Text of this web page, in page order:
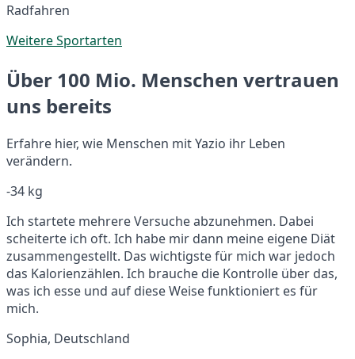
Radfahren
Weitere Sportarten
Über 100 Mio. Menschen vertrauen
uns bereits
Erfahre hier, wie Menschen mit Yazio ihr Leben
verändern.
-34 kg
Ich startete mehrere Versuche abzunehmen. Dabei
scheiterte ich oft. Ich habe mir dann meine eigene Diät
zusammengestellt. Das wichtigste für mich war jedoch
das Kalorienzählen. Ich brauche die Kontrolle über das,
was ich esse und auf diese Weise funktioniert es für
mich.
Sophia, Deutschland